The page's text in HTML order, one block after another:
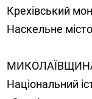
Крехівський
Наскельне
Національний